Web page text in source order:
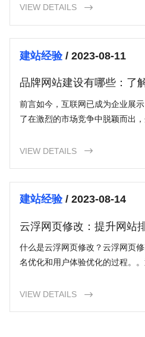
VIEW DETAILS 
建站经验/ 2023-08-11
品牌网站建设有哪些：了
关键
前言如今，互联网已成为企业展
了在激烈的市场竞争中脱颖而出
VIEW DETAILS 
建站经验/ 2023-08-14
云浮网页修改：提升网站
什么是云浮网页修改？云浮网页
名优化和用户体验优化的过程。
VIEW DETAILS 